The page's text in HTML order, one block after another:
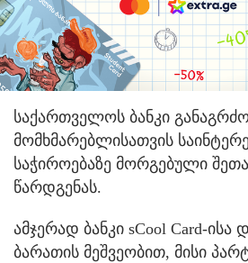
საქართველოს ბანკი
მომხმარებლისათვის
საჭიროებაზე მორგებული
წარდგენას.
ამჯერად ბანკი sCool Card-
ბარათის მეშვეობით, მისი